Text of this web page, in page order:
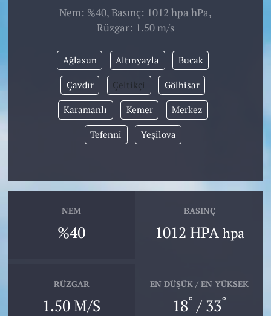
Nem: %40, Basınç: 1012 hpa hPa,
Rüzgar: 1.50 m/s
Ağlasun Altınyayla Bucak
Çavdır Çeltikçi Gölhisar
Karamanlı Kemer Merkez
Tefenni Yeşilova
NEM
%40
BASINÇ
1012 HPA hpa
RÜZGAR
1.50 M/S
EN DÜŞÜK / EN YÜKSEK
18° / 33°